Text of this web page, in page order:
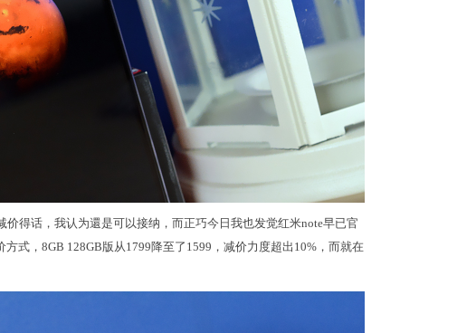
得话，我认为還是可以接纳，而正巧今日我也发觉红米note早已官
式，8GB 128GB版从1799降至了1599，减价力度超出10%，而就在